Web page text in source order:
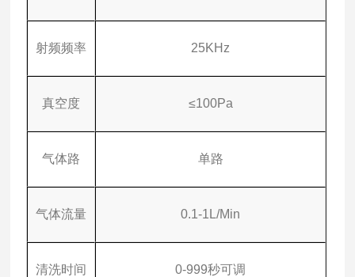
射频频率 25KHz
真空度 ≤100Pa
气体路 单路
气体流量 0.1-1L/Min
清洗时间 0-999秒可调